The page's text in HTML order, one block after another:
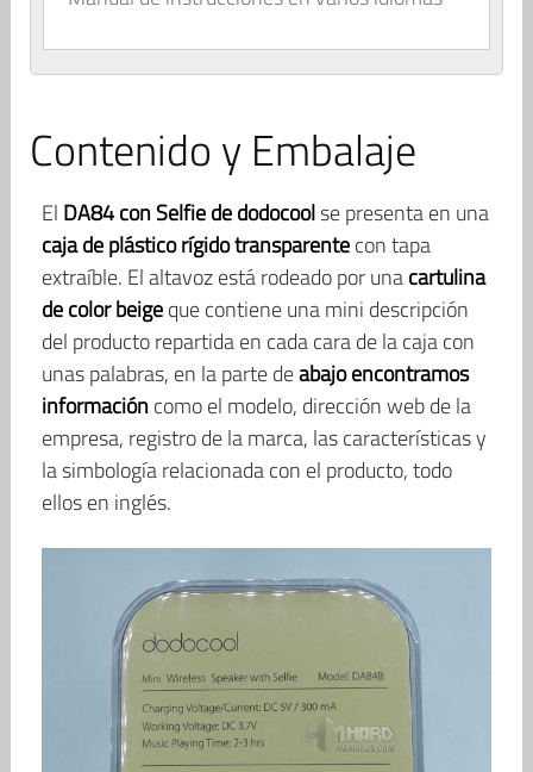
Contenido y Embalaje
El DA84 con Selfie de dodocoolse presenta en una
caja de plástico rígido transparentecon tapa
extraíble. El altavoz está rodeado por unacartulina
de color beigeque contiene una mini descripción
del producto repartida en cada cara de la caja con
unas palabras, en la parte deabajo encontramos
informacióncomo el modelo, dirección web de la
empresa, registro de la marca, las características y
la simbología relacionada con el producto, todo
ellos en inglés.